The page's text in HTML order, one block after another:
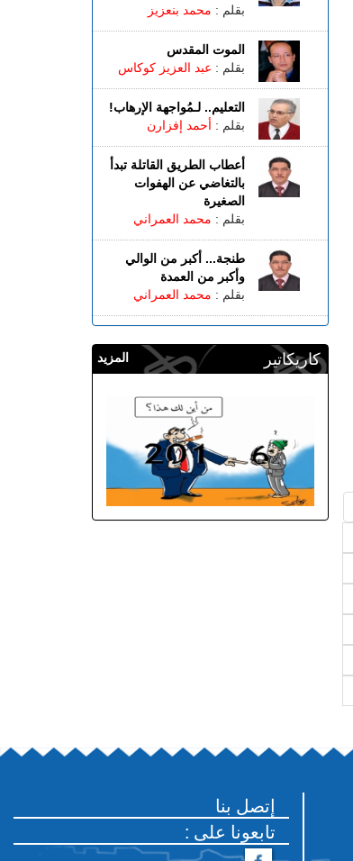
بقلم : محمد بنعزيز
الموت المقدس
بقلم : عبد العزيز كوكاس
التعليم.. لـمُواجهة الإرهاب!
بقلم : أحمد إفزارن
أعطاب الطريق القاتلة تبدأ
بالتغاضي عن الهفوات
الصغيرة
بقلم : محمد العمراني
طنجة... أكبر من الوالي
وأكبر من العمدة
بقلم : محمد العمراني
المزيد كاريكاتير
إتصل بنا
: تابعونا على